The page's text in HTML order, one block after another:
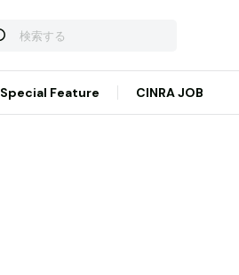
Special Feature CINRA JOB